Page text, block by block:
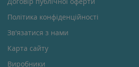
Політика конфіденційності
Зв'язатися з нами
Карта сайту
Виробники